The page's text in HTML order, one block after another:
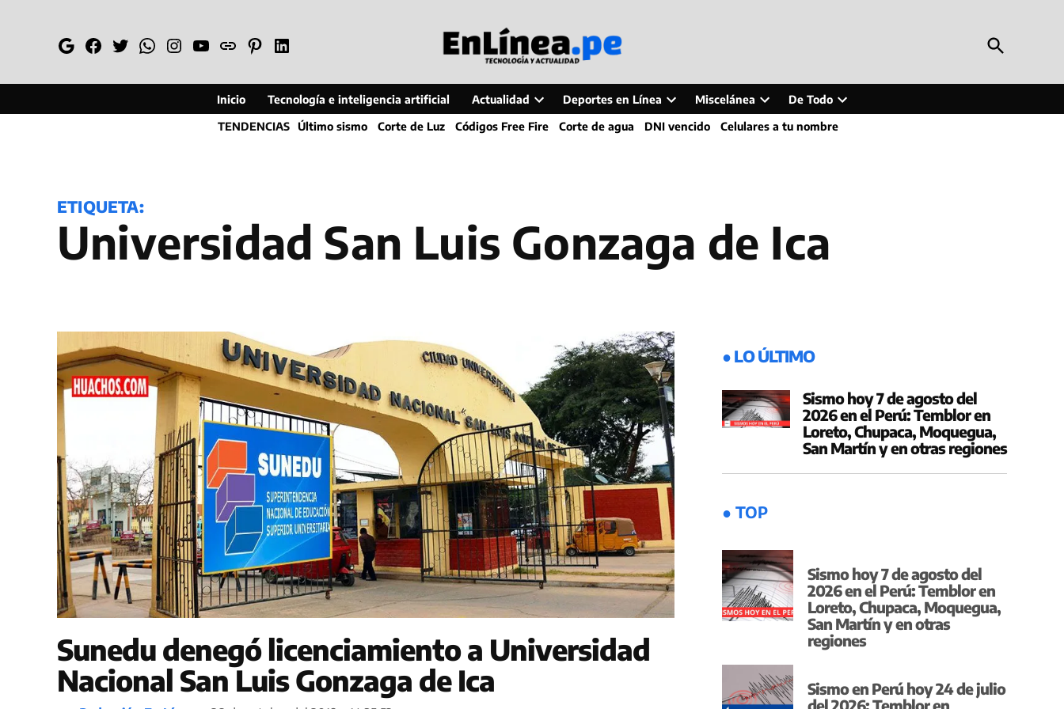
GoogleFacebook
TwitterWhatsapp
Instagram
YouTube
WebPinterestLinkedin
Open
Search
Inicio Tecnología e inteligencia artificial Actualidad
Open
dropdown
Deportes en Línea
Open
dropdown
Miscelánea
Open
dropdown
De Todo
Open
TENDENCIAS Último sismo Corte de Luz Códigos Free Fire Corte de agua DNI vencido Celulares a tu nombre
ETIQUETA:
universidad San Luis Gonzaga de Ica
Sunedu denegó licenciamiento a Universidad
Nacional San Luis Gonzaga de Ica
● LO ÚLTIMO
Sismo hoy 7 de agosto del
2026 en el Perú: Temblor en
Loreto, Chupaca, Moquegua,
San Martín y en otras regiones
● TOP
Sismo hoy 7 de agosto del
2026 en el Perú: Temblor en
Loreto, Chupaca, Moquegua,
San Martín y en otras
regiones
Sismo en Perú hoy 24 de julio
del 2026: Temblor en